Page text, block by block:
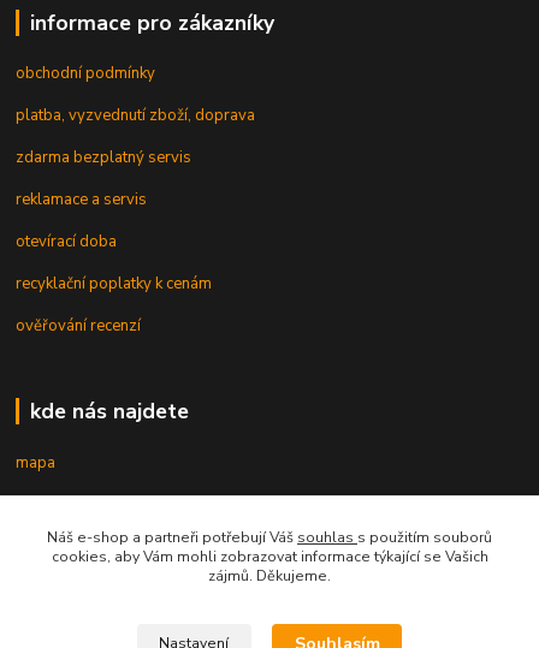
informace pro zákazníky
obchodní podmínky
platba, vyzvednutí zboží, doprava
zdarma bezplatný servis
reklamace a servis
otevírací doba
recyklační poplatky k cenám
ověřování recenzí
kde nás najdete
mapa
kontakt
Náš e-shop a partneři potřebují Váš souhlas s použitím souborů
cookies, aby Vám mohli zobrazovat informace týkající se Vašich
zájmů. Děkujeme.
Nastavení